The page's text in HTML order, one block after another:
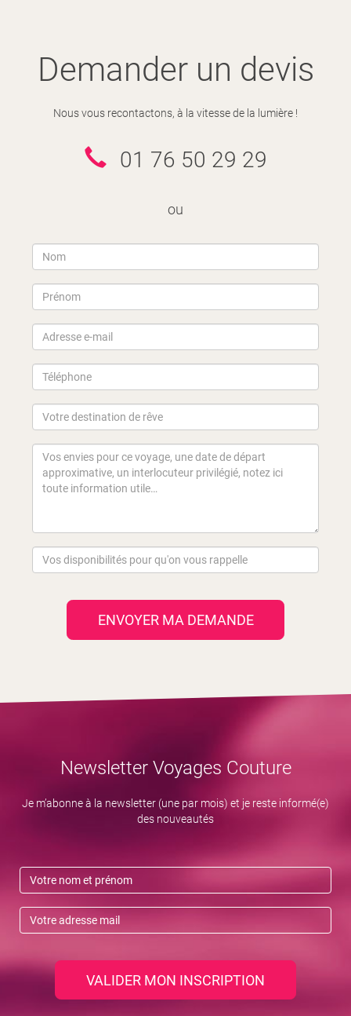
Demander un devis
Nous vous recontactons, à la vitesse de la lumière !
01 76 50 29 29
ou
ENVOYER MA DEMANDE
Newsletter Voyages Couture
Je m’abonne à la newsletter (une par mois) et je reste informé(e)
des nouveautés
VALIDER MON INSCRIPTION